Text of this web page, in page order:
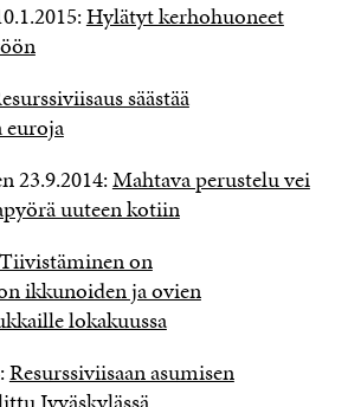
Hylätyt kerhohuoneet
säästää
23.9.2014:Mahtava perustelu vei
uuteen kotiin
on
ikkunoiden ja ovien
lokakuussa
Resurssiviisaan asumisen